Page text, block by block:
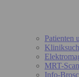
Patienten
MRT-
Info-